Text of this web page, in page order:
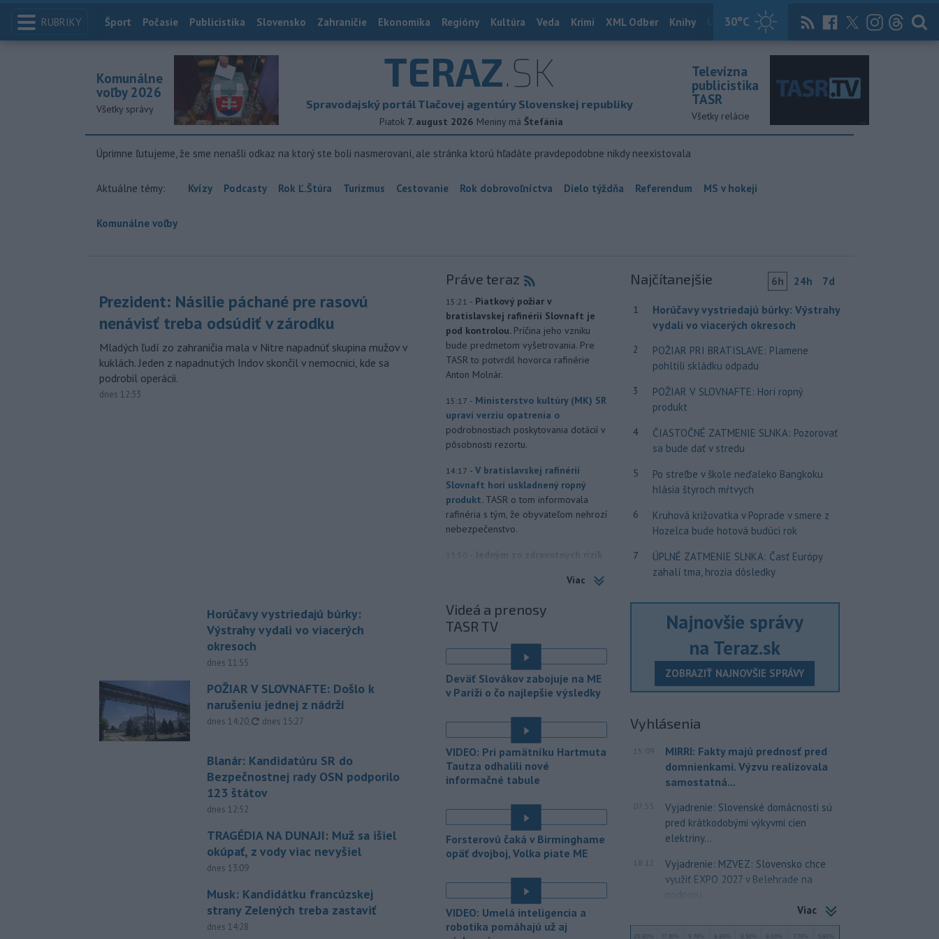
RUBRIKY 30°C
Index
Šport Počasie Publicistika Slovensko Zahraničie Ekonomika Regióny Kultúra Veda Krimi XML Odber Knihy Útulkovo Magazín News Now Archív
TERAZ.SK
Spravodajský portál Tlačovej agentúry Slovenskej republiky
Piatok 7. august 2026 Meniny má Štefánia
Komunálne
voľby 2026
Všetky správy
Televízna
publicistika
TASR
Všetky relácie
Úprimne ľutujeme, že sme nenašli odkaz na ktorý ste boli nasmerovaní, ale stránka ktorú hľadáte pravdepodobne nikdy neexistovala
Aktuálne témy: Kvízy Podcasty Rok Ľ.Štúra Turizmus Cestovanie Rok dobrovoľníctva Dielo týždňa Referendum MS v hokeji
Komunálne voľby
Prezident: Násilie páchané pre rasovú
nenávisť treba odsúdiť v zárodku
Mladých ľudí zo zahraničia mala v Nitre napadnúť skupina mužov v
kuklách. Jeden z napadnutých Indov skončil v nemocnici, kde sa
podrobil operácii.
dnes 12:33
Horúčavy vystriedajú búrky:
Výstrahy vydali vo viacerých
okresoch
dnes 11:55
POŽIAR V SLOVNAFTE: Došlo k
narušeniu jednej z nádrží
dnes 14:20, aktualizované
dnes 15:27
Blanár: Kandidatúru SR do
Bezpečnostnej rady OSN podporilo
123 štátov
dnes 12:52
TRAGÉDIA NA DUNAJI: Muž sa išiel
okúpať, z vody viac nevyšiel
dnes 13:09
Musk: Kandidátku francúzskej
strany Zelených treba zastaviť
dnes 14:28
Práve teraz
15:21 - Piatkový požiar v
bratislavskej rafinérii Slovnaft je
pod kontrolou. Príčina jeho vzniku
bude predmetom vyšetrovania. Pre
TASR to potvrdil hovorca rafinérie
Anton Molnár.
15:17 - Ministerstvo kultúry (MK) SR
upraví verziu opatrenia o
podrobnostiach poskytovania dotácií v
pôsobnosti rezortu.
14:17 - V bratislavskej rafinérii
Slovnaft horí uskladnený ropný
produkt. TASR o tom informovala
rafinéria s tým, že obyvateľom nehrozí
nebezpečenstvo.
13:50
Jedným zo zdravotných rizík
hluku. Je preto dobré držať sa
chrániče sluchu či dodržiavať
prestávky.
Podporu kandidatúre
Slovenskej republiky na nestále
členstvov Bezpečnostnej rade
Organizácie Spojených národov (OSN)
vyjadrilo už 123 zo 193 členských
štátov OSN.
12:31 - Násilie páchané pre rasovú
nenávisť alebo pre príslušnosť k
Na sociálnej sieti to v reakcii na útok
cudzincov v Nitre uviedol prezident
SR Peter Pellegrini.
zhromaždenie môže v utorok 11.
augusta rozhodnúť o novom
generálnom prokurátorovi, ak
parlament schváli skrátenie jeho
Viac
Videá a prenosy
TASR TV
Deväť Slovákov zabojuje na ME
v Paríži o čo najlepšie výsledky
VIDEO: Pri pamätníku Hartmuta
Tautza odhalili nové
informačné tabule
Forsterovú čaká v Birminghame
opäť dvojboj, Volka piate ME
VIDEO: Umelá inteligencia a
robotika pomáhajú už aj
Najčítanejšie 6h 24h 7d
1
Horúčavy vystriedajú búrky: Výstrahy
vydali vo viacerých okresoch
2
POŽIAR PRI BRATISLAVE: Plamene
pohltili skládku odpadu
3
POŽIAR V SLOVNAFTE: Horí ropný
produkt
4
ČIASTOČNÉ ZATMENIE SLNKA: Pozorovať
sa bude dať v stredu
5
Po streľbe v škole neďaleko Bangkoku
hlásia štyroch mŕtvych
6
Kruhová križovatka v Poprade v smere z
Hozelca bude hotová budúci rok
7
ÚPLNÉ ZATMENIE SLNKA: Časť Európy
zahalí tma, hrozia dôsledky
Najnovšie správy
na Teraz.sk
ZOBRAZIŤ NAJNOVŠIE SPRÁVY
Vyhlásenia
15:09
MIRRI: Fakty majú prednosť pred
domnienkami. Výzvu realizovala
samostatná...
07:55
Vyjadrenie: Slovenské domácnosti sú
pred krátkodobými výkyvmi cien
elektriny...
18:12
Vyjadrenie: MZVEZ: Slovensko chce
využiť EXPO 2027 v Belehrade na
podporu...
Viac